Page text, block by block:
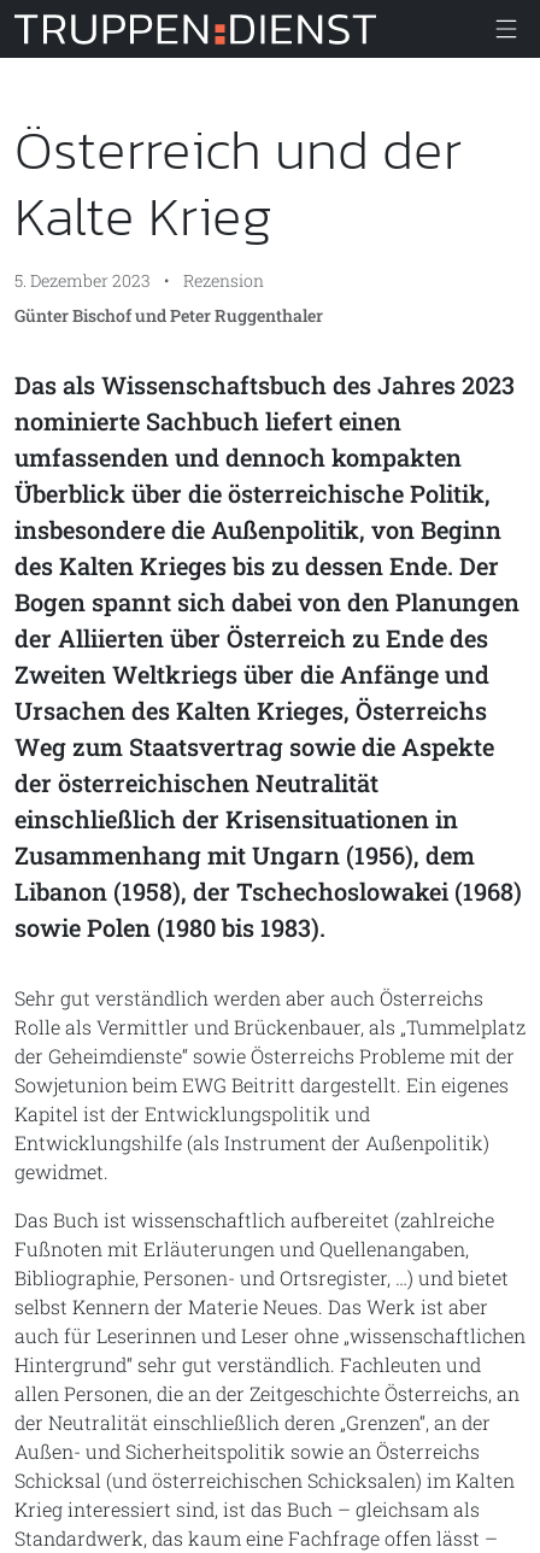
Truppendienst
Österreich und der
Kalte Krieg
5. Dezember 2023 •
Rezension
Günter Bischof und Peter Ruggenthaler
Das als Wissenschaftsbuch des Jahres 2023
nominierte Sachbuch liefert einen
umfassenden und dennoch kompakten
Überblick über die österreichische Politik,
insbesondere die Außenpolitik, von Beginn
des Kalten Krieges bis zu dessen Ende. Der
Bogen spannt sich dabei von den Planungen
der Alliierten über Österreich zu Ende des
Zweiten Weltkriegs über die Anfänge und
Ursachen des Kalten Krieges, Österreichs
Weg zum Staatsvertrag sowie die Aspekte
der österreichischen Neutralität
einschließlich der Krisensituationen in
Zusammenhang mit Ungarn (1956), dem
Libanon (1958), der Tschechoslowakei (1968)
sowie Polen (1980 bis 1983).
Sehr gut verständlich werden aber auch Österreichs
Rolle als Vermittler und Brückenbauer, als „Tummelplatz
der Geheimdienste“ sowie Österreichs Probleme mit der
Sowjetunion beim EWG Beitritt dargestellt. Ein eigenes
Kapitel ist der Entwicklungspolitik und
Entwicklungshilfe (als Instrument der Außenpolitik)
gewidmet.
Das Buch ist wissenschaftlich aufbereitet (zahlreiche
Fußnoten mit Erläuterungen und Quellenangaben,
Bibliographie, Personen- und Ortsregister, …) und bietet
selbst Kennern der Materie Neues. Das Werk ist aber
auch für Leserinnen und Leser ohne „wissenschaftlichen
Hintergrund“ sehr gut verständlich. Fachleuten und
allen Personen, die an der Zeitgeschichte Österreichs, an
der Neutralität einschließlich deren „Grenzen“, an der
Außen- und Sicherheitspolitik sowie an Österreichs
Schicksal (und österreichischen Schicksalen) im Kalten
Krieg interessiert sind, ist das Buch – gleichsam als
Standardwerk, das kaum eine Fachfrage offen lässt –